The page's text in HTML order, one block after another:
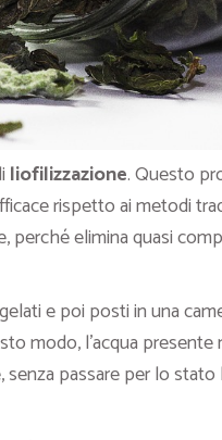
liofilizzazione. Questo
rispetto ai metodi
perché elimina quasi
e poi posti in una
modo, l’acqua presente
passare per lo stato